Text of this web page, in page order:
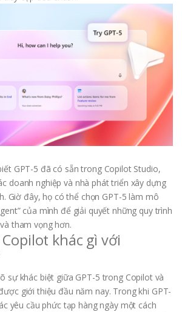
GPT-5 đã có sẵn trong Copilot Studio,
doanh nghiệp và nhà phát triển xây dựng
Giờ đây, họ có thể chọn GPT-5 làm mô
của mình để giải quyết những quy trình
tham vọng hơn.
khác gì với
sự khác biệt giữa GPT-5 trong Copilot và
giới thiệu đầu năm nay. Trong khi GPT-
yêu cầu phức tạp hàng ngày một cách